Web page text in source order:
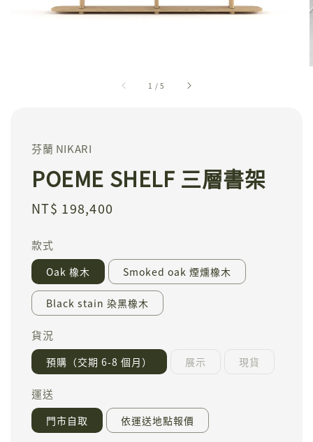
1 /5
芬蘭 NIKARI
POEME SHELF 三層書架
Regular
NT$ 198,400
款式
Oak 橡木 Smoked oak 煙燻橡木
Black stain 染黑橡木
貨況
預購（交期 6-8 個月） 展示 現貨
運送
門市自取 依運送地點報價